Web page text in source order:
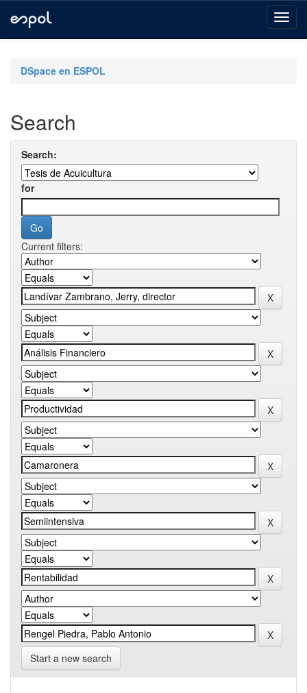
navigationDSpace en ESPOL
Search
Search:
for
Current filters:
Start a new search